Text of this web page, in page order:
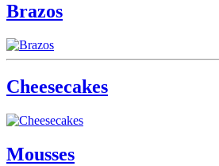
Brazos
Cheesecakes
Mousses